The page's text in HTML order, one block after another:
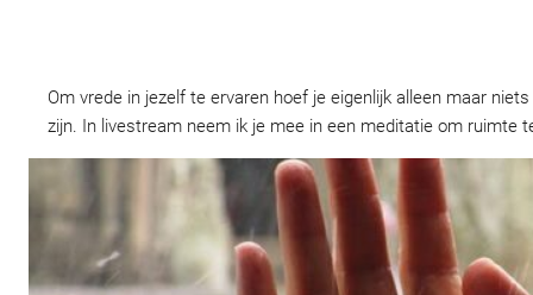
Om vrede in jezelf te ervaren hoef je eigenlijk alleen maar
zijn. In livestream neem ik je mee in een meditatie om ruimte